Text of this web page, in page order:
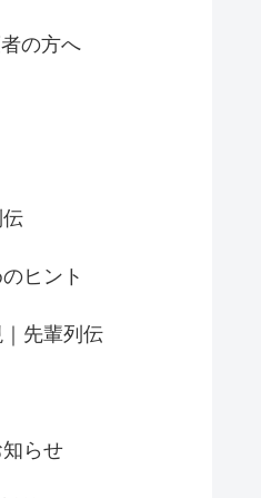
の方へ
ヒント
先輩列伝
らせ